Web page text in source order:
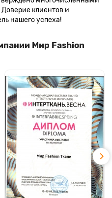
клиентов и
нашего успеха!
Мир Fashion